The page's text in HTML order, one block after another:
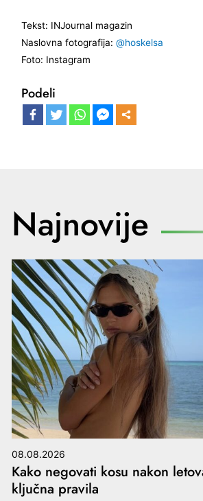
Tekst: INJournal magazin
Naslovna fotografija:@hoskelsa
Foto: Instagram
Podeli
Najnovije
08.08.2026
Kako negovati kosu nakon
ključna pravila